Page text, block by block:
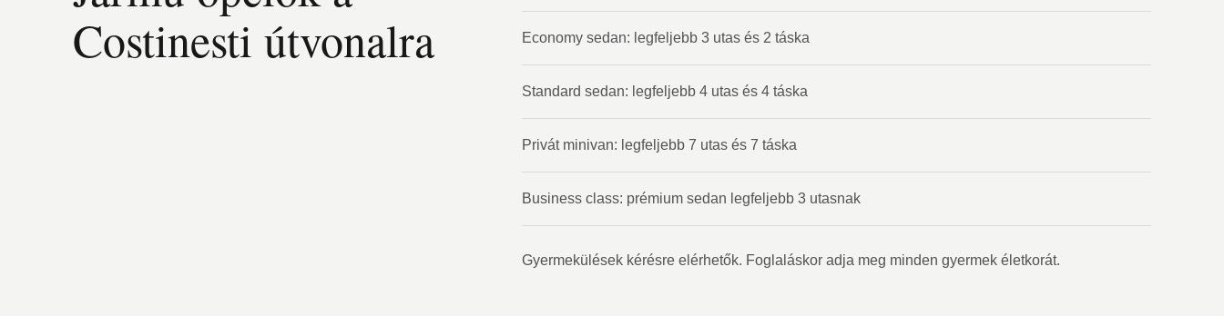
Costinesti útvonalra
Economy sedan: legfeljebb 3 utas és 2 táska
Standard sedan: legfeljebb 4 utas és 4 táska
Privát minivan: legfeljebb 7 utas és 7 táska
Business class: prémium sedan legfeljebb 3 utasnak
Gyermekülések kérésre elérhetők. Foglaláskor adja meg minden gyermek életkorát.